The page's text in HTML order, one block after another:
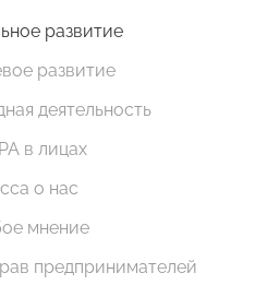
развитие
развитие
деятельность
в лицах
о нас
мнение
предпринимателей